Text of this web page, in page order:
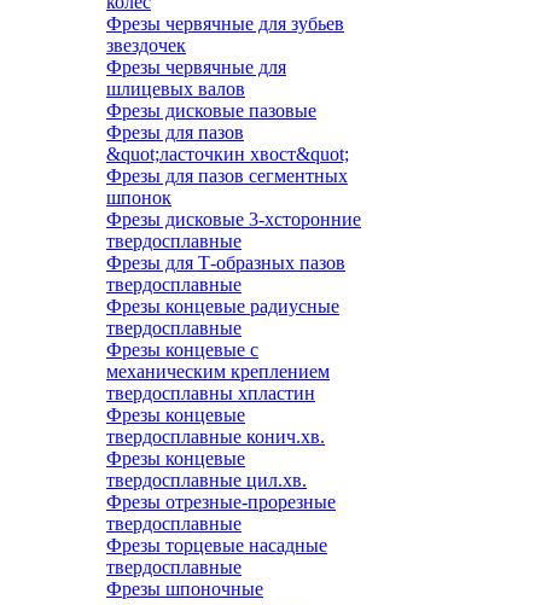
Фрезы червячные для зубьев
звездочек
Фрезы червячные для
шлицевых валов
Фрезы дисковые пазовые
Фрезы для пазов
&quot;ласточкин хвост&quot;
Фрезы для пазов сегментных
шпонок
Фрезы дисковые 3-хсторонние
твердосплавные
Фрезы для Т-образных пазов
твердосплавные
Фрезы концевые радиусные
твердосплавные
Фрезы концевые с
механическим креплением
твердосплавны хпластин
Фрезы концевые
твердосплавные конич.хв.
Фрезы концевые
твердосплавные цил.хв.
Фрезы отрезные-прорезные
твердосплавные
Фрезы торцевые насадные
твердосплавные
Фрезы шпоночные